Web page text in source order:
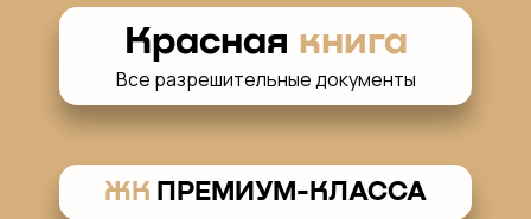
Красная книга
Все разрешительные документы
ЖК ПРЕМИУМ-КЛАССА